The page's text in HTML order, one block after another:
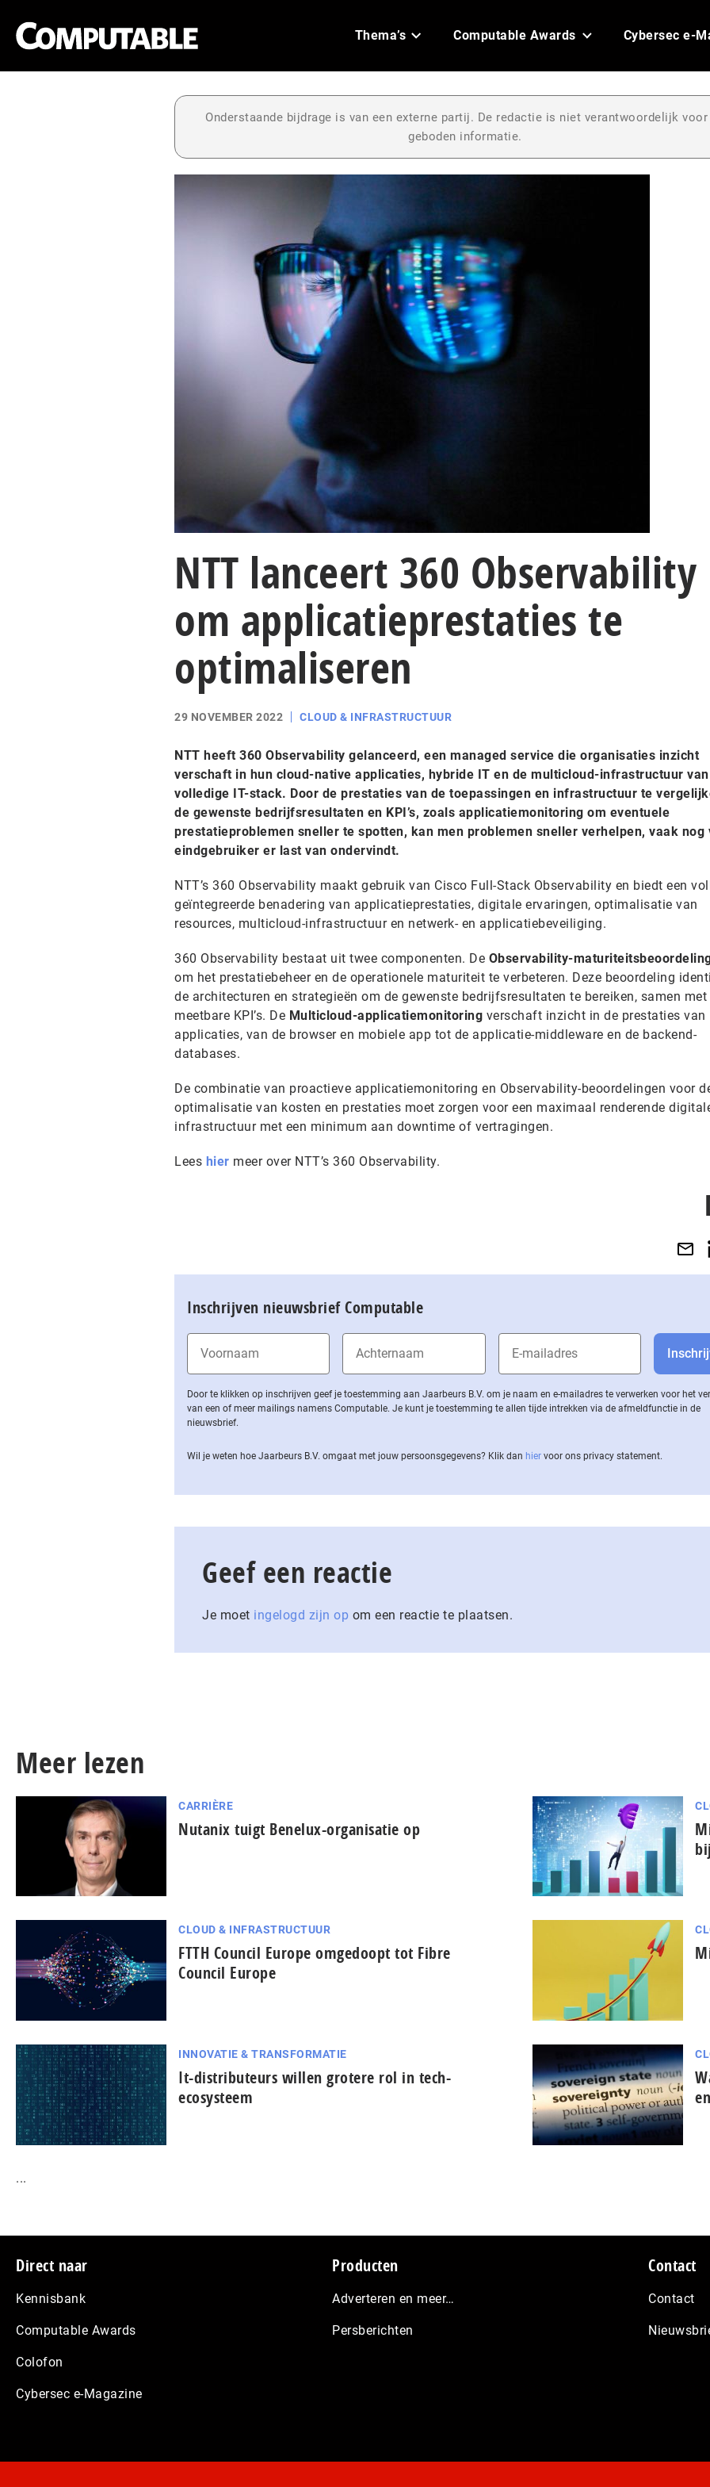
Thema’s Computable Awards Cybersec e-
Onderstaande bijdrage is van een externe partij. De redactie is niet verantwoordelijk voor
geboden informatie.
NTT lanceert 360 Observability
om applicatieprestaties te
optimaliseren
29 NOVEMBER 2022 CLOUD & INFRASTRUCTUUR
NTT heeft 360 Observability gelanceerd, een managed service die organisaties inzicht
verschaft in hun cloud-native applicaties, hybride IT en de multicloud-infrastructuur
volledige IT-stack. Door de prestaties van de toepassingen en infrastructuur te
de gewenste bedrijfsresultaten en KPI’s, zoals applicatiemonitoring om eventuele
prestatieproblemen sneller te spotten, kan men problemen sneller verhelpen, vaak nog
eindgebruiker er last van ondervindt.
NTT’s 360 Observability maakt gebruik van Cisco Full-Stack Observability en biedt een
geïntegreerde benadering van applicatieprestaties, digitale ervaringen, optimalisatie van
resources, multicloud-infrastructuur en netwerk- en applicatiebeveiliging.
360 Observability bestaat uit twee componenten. De Observability-
om het prestatiebeheer en de operationele maturiteit te verbeteren. Deze beoordeling
de architecturen en strategieën om de gewenste bedrijfsresultaten te bereiken, samen met
meetbare KPI’s. De Multicloud-applicatiemonitoring verschaft inzicht in de prestaties van
applicaties, van de browser en mobiele app tot de applicatie-middleware en de backend-
databases.
De combinatie van proactieve applicatiemonitoring en Observability-beoordelingen voor
optimalisatie van kosten en prestaties moet zorgen voor een maximaal renderende
infrastructuur met een minimum aan downtime of vertragingen.
Lees hier meer over NTT’s 360 Observability.
Inschrijven nieuwsbrief Computable
Door te klikken op inschrijven geef je toestemming aan Jaarbeurs B.V. om je naam en e-mailadres te verwerken voor het
van een of meer mailings namens Computable. Je kunt je toestemming te allen tijde intrekken via de af­meld­func­tie in de
nieuwsbrief.
Wil je weten hoe Jaarbeurs B.V. omgaat met jouw per­soons­ge­ge­vens? Klik dan hier voor ons privacy statement.
Geef een reactie
Je moet ingelogd zijn op om een reactie te plaatsen.
Meer lezen
CARRIÈRE
Nutanix tuigt Benelux-organisatie op
CLOUD & INFRASTRUCTUUR
FTTH Council Europe omgedoopt tot Fibre
Council Europe
INNOVATIE & TRANSFORMATIE
It-dis­tri­bu­teurs willen grotere rol in tech-
ecosysteem
...
Footer
Direct naar
Kennisbank
Computable Awards
Colofon
Cybersec e-Magazine
Producten
Adverteren en meer…
Persberichten
Contact
Contact